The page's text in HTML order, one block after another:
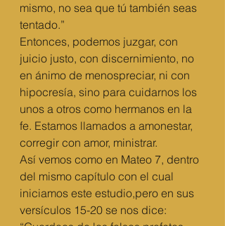
mismo, no sea que tú también seas
tentado.”
Entonces, podemos juzgar, con
juicio justo, con discernimiento, no
en ánimo de menospreciar, ni con
hipocresía, sino para cuidarnos los
unos a otros como hermanos en la
fe. Estamos llamados a amonestar,
corregir con amor, ministrar.
Así vemos como en Mateo 7, dentro
del mismo capítulo con el cual
iniciamos este estudio,pero en sus
versículos 15-20 se nos dice: